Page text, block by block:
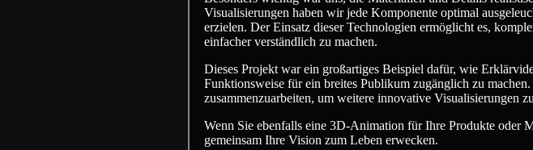
Visualisierungen haben wir jede Komponente optimal
erzielen. Der Einsatz dieser Technologien ermöglicht es,
einfacher verständlich zu machen.
Dieses Projekt war ein großartiges Beispiel dafür, wie
Funktionsweise für ein breites Publikum zugänglich zu
zusammenzuarbeiten, um weitere innovative Visualisierungen
Wenn Sie ebenfalls eine 3D-Animation für Ihre Produkte oder
gemeinsam Ihre Vision zum Leben erwecken.